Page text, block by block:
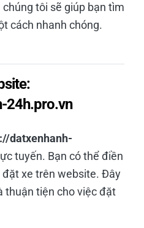
tôi sẽ giúp bạn tìm
cách nhanh chóng.
24h.pro.vn
datxenhanh-
tuyến. Bạn có thể điền
xe trên website. Đây
thuận tiện cho việc đặt